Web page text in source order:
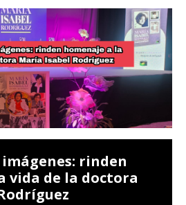
rinden
vida de la doctora